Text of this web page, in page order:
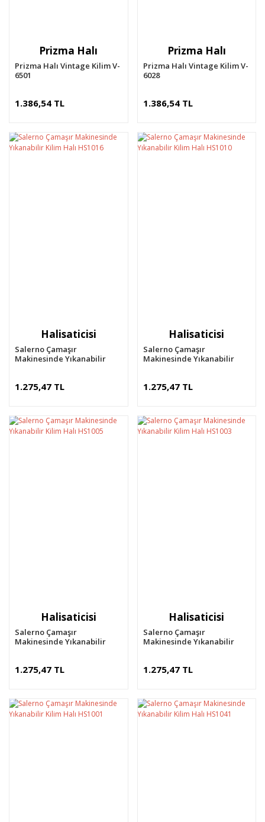
Prizma Halı
Prizma Halı Vintage Kilim V-
6501
1.386,54 TL
Prizma Halı
Prizma Halı Vintage Kilim V-
6028
1.386,54 TL
Halisaticisi
Salerno Çamaşır
Makinesinde Yıkanabilir
1.275,47 TL
Halisaticisi
Salerno Çamaşır
Makinesinde Yıkanabilir
1.275,47 TL
Halisaticisi
Salerno Çamaşır
Makinesinde Yıkanabilir
1.275,47 TL
Halisaticisi
Salerno Çamaşır
Makinesinde Yıkanabilir
1.275,47 TL